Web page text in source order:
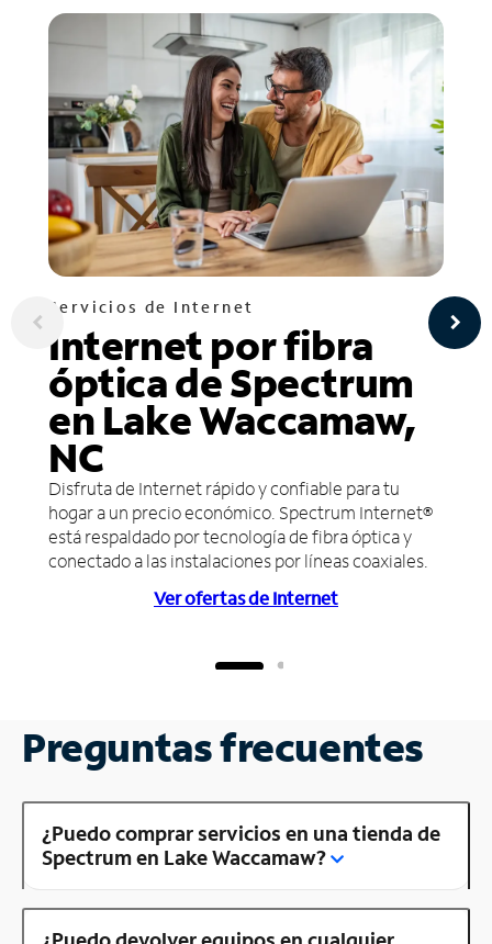
Servicios de Internet
Internet por fibra
óptica de Spectrum
en Lake Waccamaw,
NC
Disfruta de Internet rápido y confiable para tu
hogar a un precio económico. Spectrum Internet®
está respaldado por tecnología de fibra óptica y
conectado a las instalaciones por líneas coaxiales.
Ver ofertas de Internet
Preguntas frecuentes
¿Puedo comprar servicios en una tienda de
Spectrum en Lake Waccamaw?